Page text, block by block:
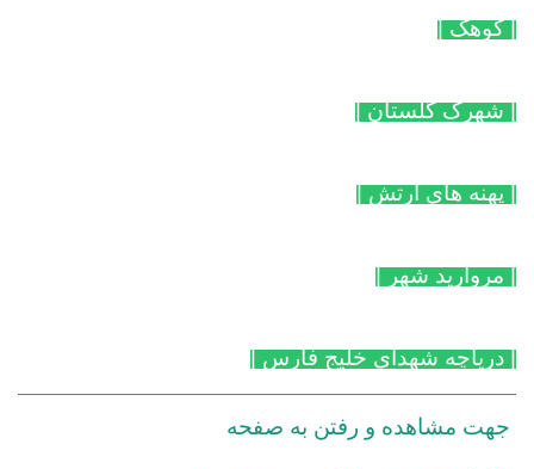
| کوهک|
| شهرک گلستان|
| پهنه های ارتش|
| مروارید شهر|
| دریاچه شهدای خلیج فارس|
جهت مشاهده و رفتن به صفحه